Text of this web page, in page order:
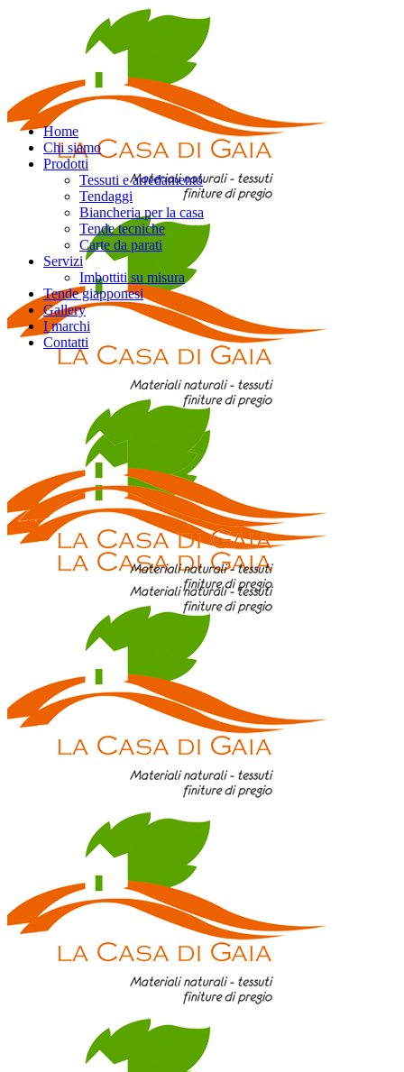
Home
Chi siamo
Prodotti
Tessuti e arredamento
Tendaggi
Biancheria per la casa
Tende tecniche
Carte da parati
Servizi
Imbottiti su misura
Tende giapponesi
Gallery
I marchi
Contatti